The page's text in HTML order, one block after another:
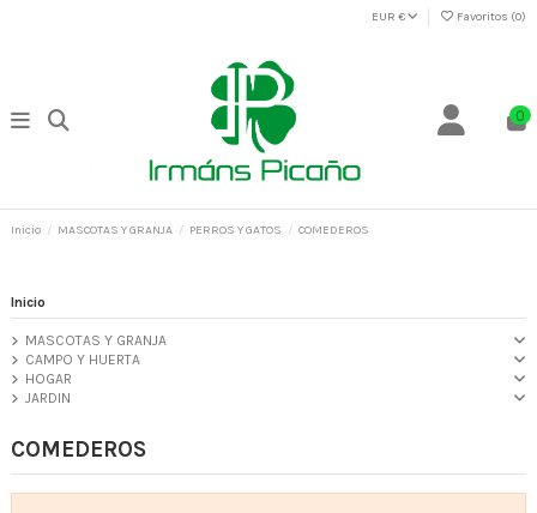
EUR € Favoritos (0)
0
Inicio MASCOTAS Y GRANJA PERROS Y GATOS COMEDEROS
COMEDEROS
Inicio
MASCOTAS Y GRANJA
CAMPO Y HUERTA
HOGAR
JARDIN